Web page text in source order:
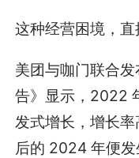
这种经营困境，直
美团与咖门联合
告》显示，2022
发式增长，增长
后的 2024 年便